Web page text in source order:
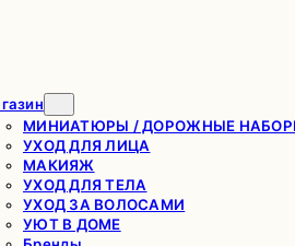
МИНИАТЮРЫ / ДОРОЖНЫЕ
УХОД ДЛЯ ЛИЦА
МАКИЯЖ
УХОД ДЛЯ ТЕЛА
УХОД ЗА ВОЛОСАМИ
УЮТ В ДОМЕ